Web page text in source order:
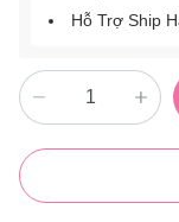
Hỗ Trợ Ship